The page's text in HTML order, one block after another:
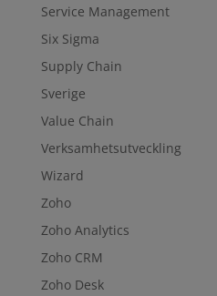
Service Management
Six Sigma
Supply Chain
Sverige
Value Chain
Verksamhetsutveckling
Wizard
Zoho
Zoho Analytics
Zoho CRM
Zoho Desk